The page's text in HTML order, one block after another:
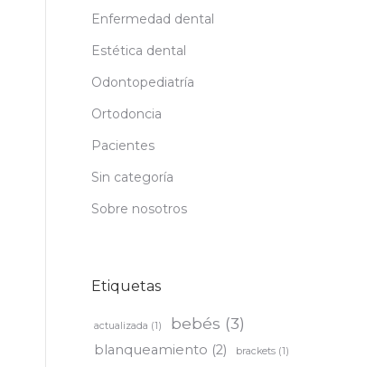
Enfermedad dental
Estética dental
Odontopediatría
Ortodoncia
Pacientes
Sin categoría
Sobre nosotros
Etiquetas
actualizada (1) bebés (3)
blanqueamiento (2) brackets (1)